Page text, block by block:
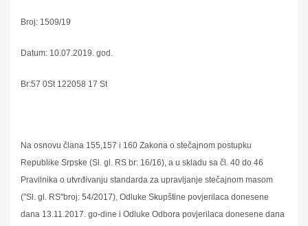
Broj: 1509/19
Datum: 10.07.2019. god.
Br:57 0St 122058 17 St
Na osnovu člana 155,157 i 160 Zakona o stečajnom postupku
Republike Srpske (Sl. gl. RS br: 16/16), a u skladu sa čl. 40 do 46
Pravilnika o utvrđivanju standarda za upravljanje stečajnom masom
("Sl. gl. RS"broj: 54/2017), Odluke Skupštine povjerilaca donesene
dana 13.11.2017. go-dine i Odluke Odbora povjerilaca donesene dana